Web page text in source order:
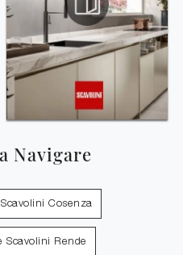
Navigare
Cosenza
Scavolini Rende